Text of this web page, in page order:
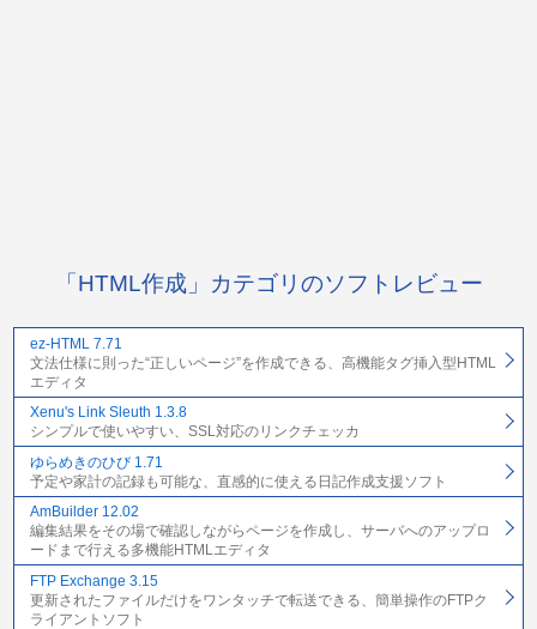
「HTML作成」カテゴリのソフトレビュー
ez-HTML 7.71
文法仕様に則った“正しいページ”を作成できる、高機能タグ挿入型HTML
エディタ
Xenu's Link Sleuth 1.3.8
シンプルで使いやすい、SSL対応のリンクチェッカ
ゆらめきのひび 1.71
予定や家計の記録も可能な、直感的に使える日記作成支援ソフト
AmBuilder 12.02
編集結果をその場で確認しながらページを作成し、サーバへのアップロ
ードまで行える多機能HTMLエディタ
FTP Exchange 3.15
更新されたファイルだけをワンタッチで転送できる、簡単操作のFTPク
ライアントソフト